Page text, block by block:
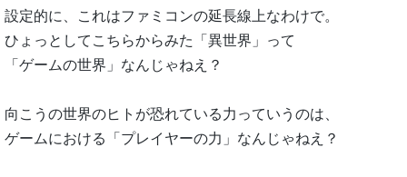
設定的に、これはファミコンの延長線上なわけで。
ひょっとしてこちらからみた「異世界」って
「ゲームの世界」なんじゃねえ？
向こうの世界のヒトが恐れている力っていうのは、
ゲームにおける「プレイヤーの力」なんじゃねえ？